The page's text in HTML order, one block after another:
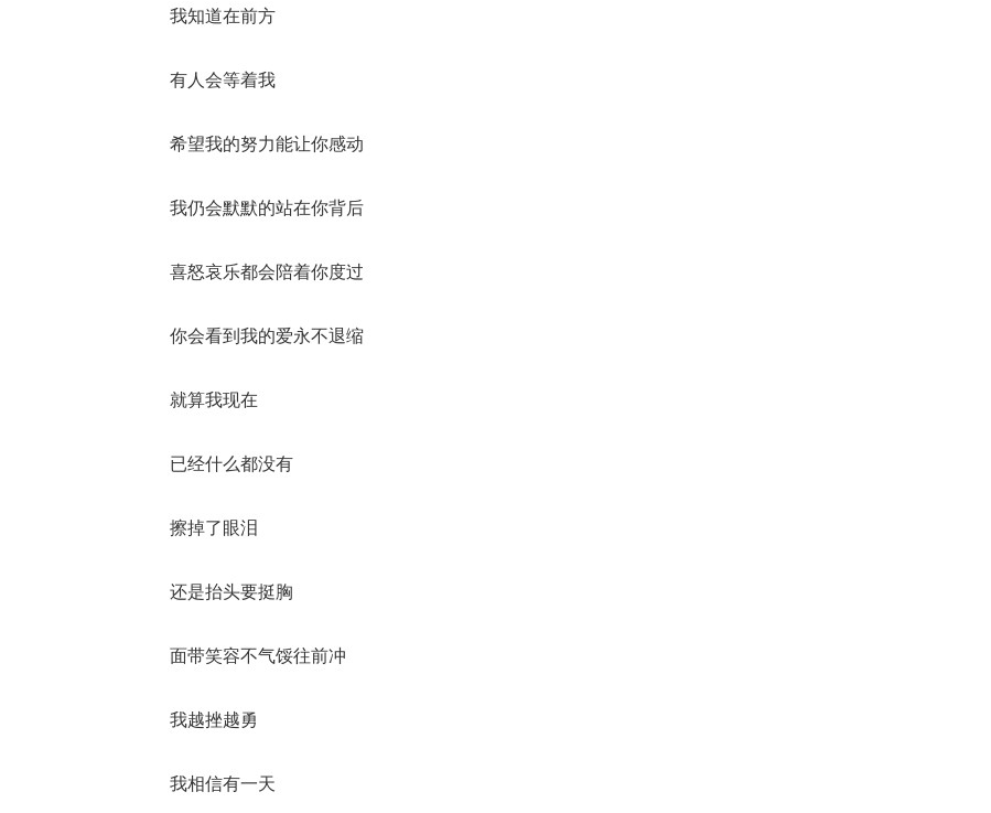
我知道在前方
有人会等着我
希望我的努力能让你感动
我仍会默默的站在你背后
喜怒哀乐都会陪着你度过
你会看到我的爱永不退缩
就算我现在
已经什么都没有
擦掉了眼泪
还是抬头要挺胸
面带笑容不气馁往前冲
我越挫越勇
我相信有一天